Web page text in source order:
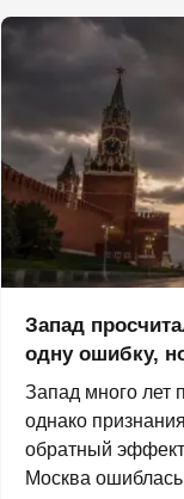
Запад
одну ошибку,
Запад много лет
однако
обратный
Москва